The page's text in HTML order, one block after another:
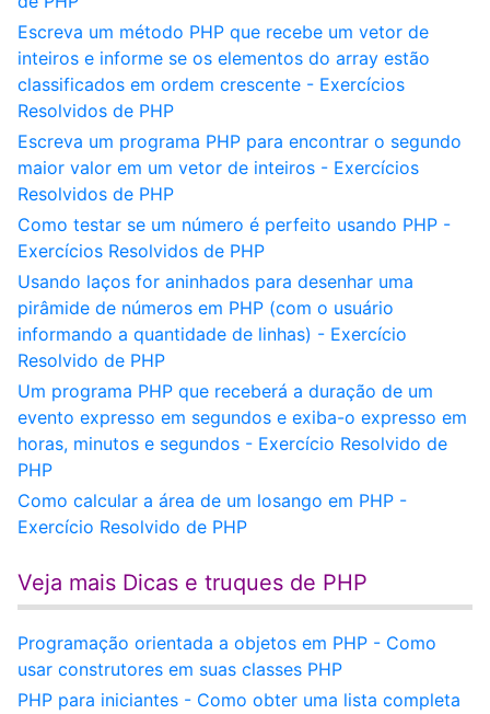
Escreva um método PHP que recebe um vetor de
inteiros e informe se os elementos do array estão
classificados em ordem crescente - Exercícios
Resolvidos de PHP
Escreva um programa PHP para encontrar o segundo
maior valor em um vetor de inteiros - Exercícios
Resolvidos de PHP
Como testar se um número é perfeito usando PHP -
Exercícios Resolvidos de PHP
Usando laços for aninhados para desenhar uma
pirâmide de números em PHP (com o usuário
informando a quantidade de linhas) - Exercício
Resolvido de PHP
Um programa PHP que receberá a duração de um
evento expresso em segundos e exiba-o expresso em
horas, minutos e segundos - Exercício Resolvido de
PHP
Como calcular a área de um losango em PHP -
Exercício Resolvido de PHP
Veja mais Dicas e truques de PHP
Programação orientada a objetos em PHP - Como
usar construtores em suas classes PHP
PHP para iniciantes - Como obter uma lista completa